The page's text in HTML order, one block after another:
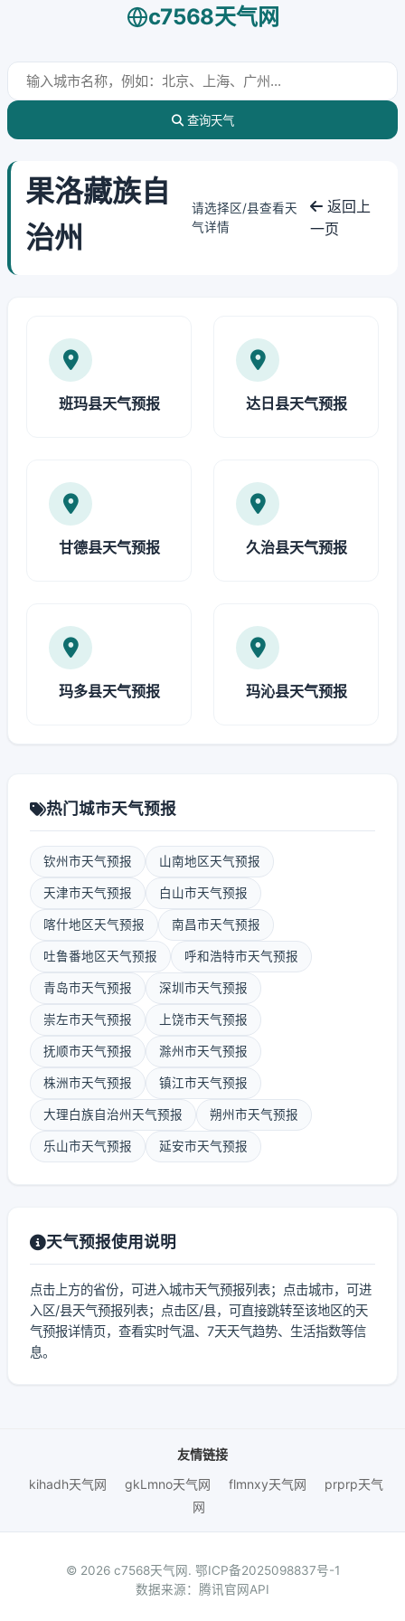
c7568天气网
查询天气
果洛藏族自
治州
请选择区/县查看天
气详情
返回上
一页
班玛县天气预报 达日县天气预报
甘德县天气预报 久治县天气预报
玛多县天气预报 玛沁县天气预报
热门城市天气预报
钦州市天气预报 山南地区天气预报
天津市天气预报 白山市天气预报
喀什地区天气预报 南昌市天气预报
吐鲁番地区天气预报 呼和浩特市天气预报
青岛市天气预报 深圳市天气预报
崇左市天气预报 上饶市天气预报
抚顺市天气预报 滁州市天气预报
株洲市天气预报 镇江市天气预报
大理白族自治州天气预报 朔州市天气预报
乐山市天气预报 延安市天气预报
天气预报使用说明
点击上方的省份，可进入城市天气预报列表；点击城市，可进
入区/县天气预报列表；点击区/县，可直接跳转至该地区的天
气预报详情页，查看实时气温、7天天气趋势、生活指数等信
息。
友情链接
kihadh天气网
gkLmno天气网 flmnxy天气网
prprp天气
网
© 2026 c7568天气网. 鄂ICP备2025098837号-1
数据来源：腾讯官网API